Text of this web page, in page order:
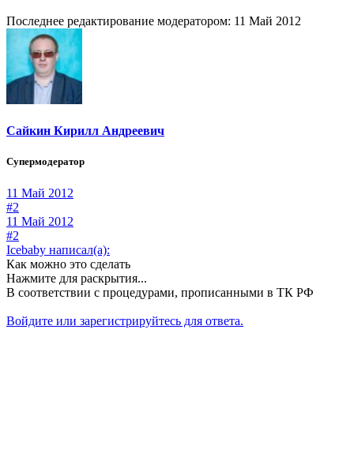
Последнее редактирование модератором: 11 Май 2012
Сайкин Кирилл Андреевич
Супермодератор
11 Май 2012
#2
11 Май 2012
#2
Icebaby написал(а):
Как можно это сделать
Нажмите для раскрытия...
В соответствии с процедурами, прописанными в ТК РФ
Войдите или зарегистрируйтесь для ответа.